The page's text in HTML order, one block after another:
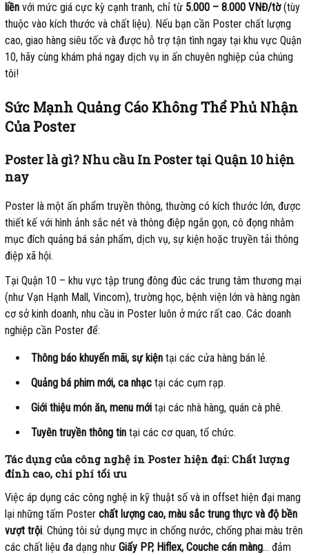
liền với mức giá cực kỳ cạnh tranh, chỉ từ 5.000 – 8.000 VNĐ/tờ(tùy
thuộc vào kích thước và chất liệu). Nếu bạn cần Poster chất lượng
cao, giao hàng siêu tốc và được hỗ trợ tận tình ngay tại khu vực Quận
10, hãy cùng khám phá ngay dịch vụ in ấn chuyên nghiệp của chúng
tôi!
Sức Mạnh Quảng Cáo Không Thể Phủ Nhận
Của Poster
Poster là gì? Nhu cầu In Poster tại Quận 10 hiện
nay
Poster là một ấn phẩm truyền thông, thường có kích thước lớn, được
thiết kế với hình ảnh sắc nét và thông điệp ngắn gọn, cô đọng nhằm
mục đích quảng bá sản phẩm, dịch vụ, sự kiện hoặc truyền tải thông
điệp xã hội.
Tại Quận 10 – khu vực tập trung đông đúc các trung tâm thương mại
(như Vạn Hạnh Mall, Vincom), trường học, bệnh viện lớn và hàng ngàn
cơ sở kinh doanh, nhu cầu in Poster luôn ở mức rất cao. Các doanh
nghiệp cần Poster để:
Thông báo khuyến mãi, sự kiện tại các cửa hàng bán lẻ.
Quảng bá phim mới, ca nhạc tại các cụm rạp.
Giới thiệu món ăn, menu mới tại các nhà hàng, quán cà phê.
Tuyên truyền thông tin tại các cơ quan, tổ chức.
Tác dụng của công nghệ in Poster hiện đại: Chất lượng
đỉnh cao, chi phí tối ưu
Việc áp dụng các công nghệ in kỹ thuật số và in offset hiện đại mang
lại những tấm Posterchất lượng cao, màu sắc trung thực và độ bền
vượt trội. Chúng tôi sử dụng mực in chống nước, chống phai màu trên
các chất liệu đa dạng nhưGiấy PP, Hiflex, Couche cán màng… đảm